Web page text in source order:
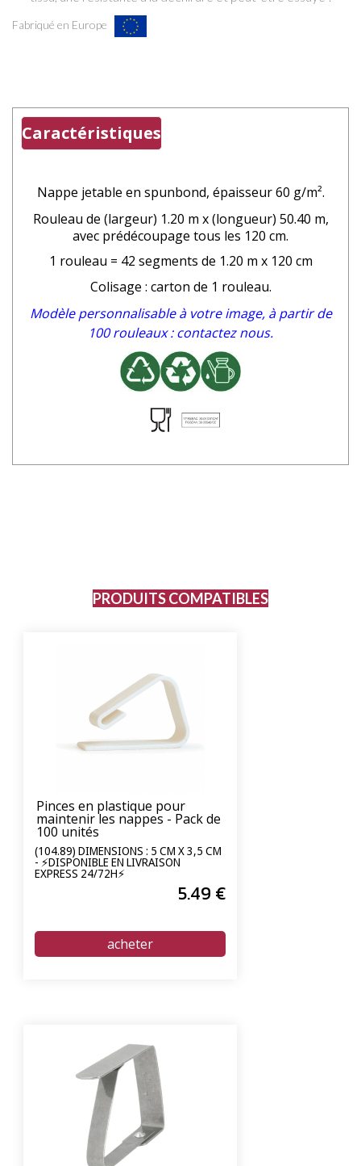
Fabriqué en Europe
Caractéristiques
Nappe jetable en spunbond, épaisseur 60 g/m².
Rouleau de (largeur) 1.20 m x (longueur) 50.40 m,
avec prédécoupage tous les 120 cm.
1 rouleau = 42 segments de 1.20 m x 120 cm
Colisage : carton de 1 rouleau.
Modèle personnalisable à votre image, à partir de
100 rouleaux : contactez nous.
PRODUITS COMPATIBLES
Pinces en plastique pour
maintenir les nappes - Pack de
100 unités
(104.89) DIMENSIONS : 5 CM X 3,5 CM
- ⚡DISPONIBLE EN LIVRAISON
EXPRESS 24/72H⚡
5.49 €